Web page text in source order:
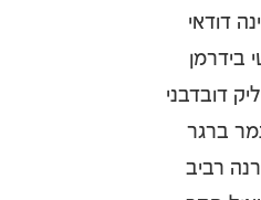
דודאי
בידרמן
דובדבני
ברגר
רביב